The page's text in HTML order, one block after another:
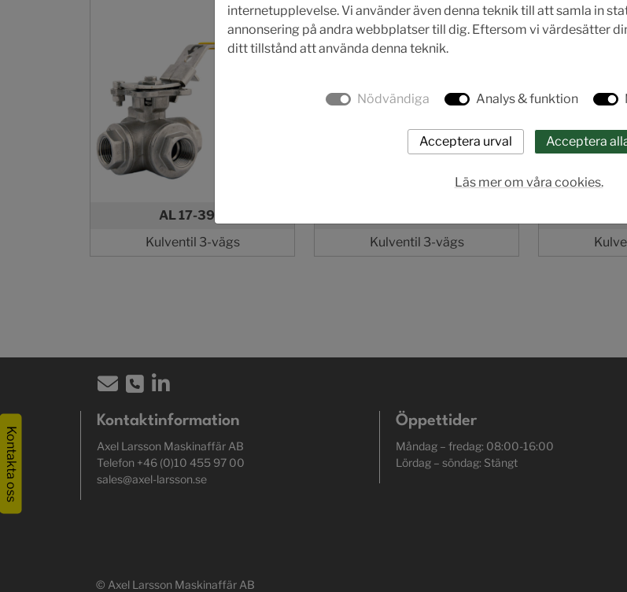
AL 17-39M
Kulventil 3-vägs
Kulventil 3-vägs
Kontaktinformation
Axel Larsson Maskinaffär AB
Telefon +46 (0)10 455 97 00
sales@axel-larsson.se
Öppettider
Måndag – fredag: 08:00-16:00
Lördag – söndag: Stängt
© Axel Larsson Maskinaffär AB
Kontakta oss
internetupplevelse. Vi använder även denna teknik till att samla in
annonsering på andra webbplatser till dig. Eftersom vi värdesätter
ditt tillstånd att använda denna teknik.
Nödvändiga Analys & funktion
Läs mer om våra cookies.